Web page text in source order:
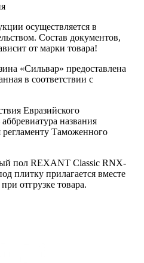
осуществляется в
Состав документов,
от марки товара!
«Сильвар» предоставлена
в соответствии с
Евразийского
названия
регламенту Таможенного
пол REXANT Classic RNX-
плитку прилагается вместе
отгрузке товара.